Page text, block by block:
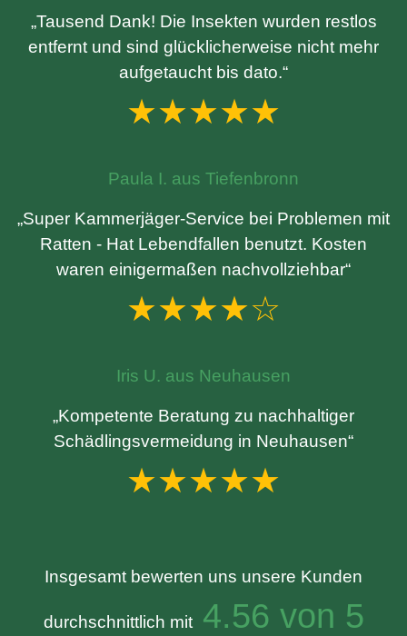
„Tausend Dank! Die Insekten wurden restlos
entfernt und sind glücklicherweise nicht mehr
aufgetaucht bis dato.“
★★★★★
Paula I. aus Tiefenbronn
„Super Kammerjäger-Service bei Problemen mit
Ratten - Hat Lebendfallen benutzt. Kosten
waren einigermaßen nachvollziehbar“
★★★★☆
Iris U. aus Neuhausen
„Kompetente Beratung zu nachhaltiger
Schädlingsvermeidung in Neuhausen“
★★★★★
Insgesamt bewerten uns unsere Kunden
durchschnittlich mit4.56 von 5